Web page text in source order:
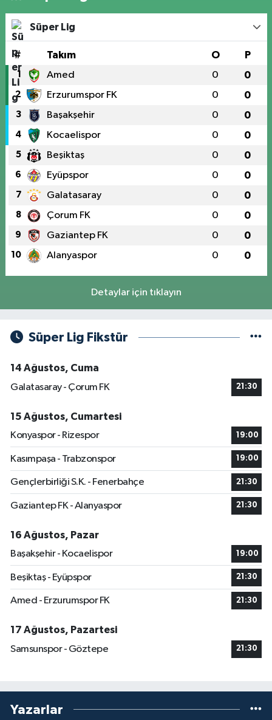
Süper Lig
# Takım O P
1 Amed 0 0
2 Erzurumspor FK 0 0
3 Başakşehir 0 0
4 Kocaelispor 0 0
5 Beşiktaş 0 0
6 Eyüpspor 0 0
7 Galatasaray 0 0
8 Çorum FK 0 0
9 Gaziantep FK 0 0
10 Alanyaspor 0 0
Detaylar için tıklayın
Süper Lig Fikstür
14 Ağustos, Cuma
Galatasaray - Çorum FK
21:30
15 Ağustos, Cumartesi
Konyaspor - Rizespor
19:00
Kasımpaşa - Trabzonspor 19:00
Gençlerbirliği S.K. - Fenerbahçe 21:30
Gaziantep FK - Alanyaspor 21:30
16 Ağustos, Pazar
Başakşehir - Kocaelispor
19:00
Beşiktaş - Eyüpspor 21:30
Amed - Erzurumspor FK 21:30
17 Ağustos, Pazartesi
Samsunspor - Göztepe
21:30
Yazarlar